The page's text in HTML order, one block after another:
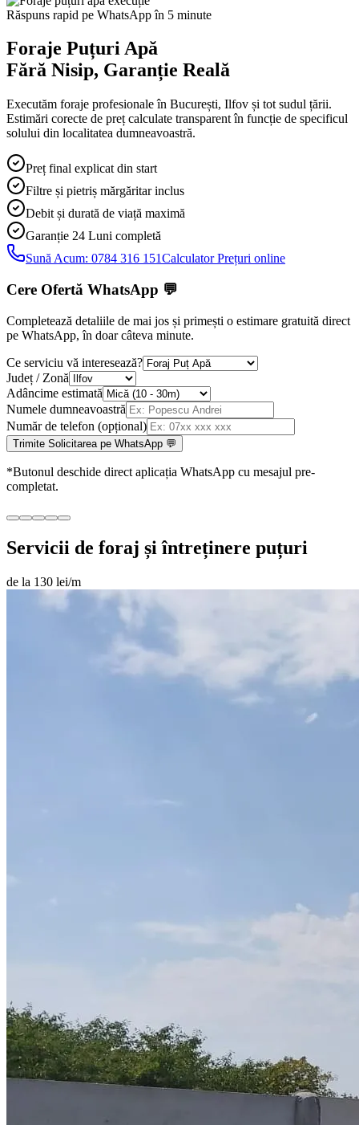
Răspuns rapid pe WhatsApp în 5 minute
Foraje Puțuri Apă
Fără Nisip, Garanție Reală
Executăm foraje profesionale în București, Ilfov și tot sudul țării.
Estimări corecte de preț calculate transparent în funcție de specificul
solului din localitatea dumneavoastră.
Preț final explicat din start
Filtre și pietriș mărgăritar inclus
Debit și durată de viață maximă
Garanție 24 Luni completă
Sună Acum: 0784 316 151Calculator Prețuri online
Cere Ofertă WhatsApp 💬
Completează detaliile de mai jos și primești o estimare gratuită direct
pe WhatsApp, în doar câteva minute.
Ce serviciu vă interesează?
Județ / Zonă
Adâncime estimată
Numele dumneavoastră
Număr de telefon (opțional)
Trimite Solicitarea pe WhatsApp 💬
*Butonul deschide direct aplicația WhatsApp cu mesajul pre-
completat.
Servicii de foraj și întreținere puțuri
de la 130 lei/m